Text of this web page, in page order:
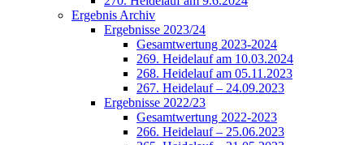
Ergebnis Archiv
Ergebnisse 2023/24
Gesamtwertung 2023-2024
269. Heidelauf am 10.03.2024
268. Heidelauf am 05.11.2023
267. Heidelauf – 24.09.2023
Ergebnisse 2022/23
Gesamtwertung 2022-2023
266. Heidelauf – 25.06.2023